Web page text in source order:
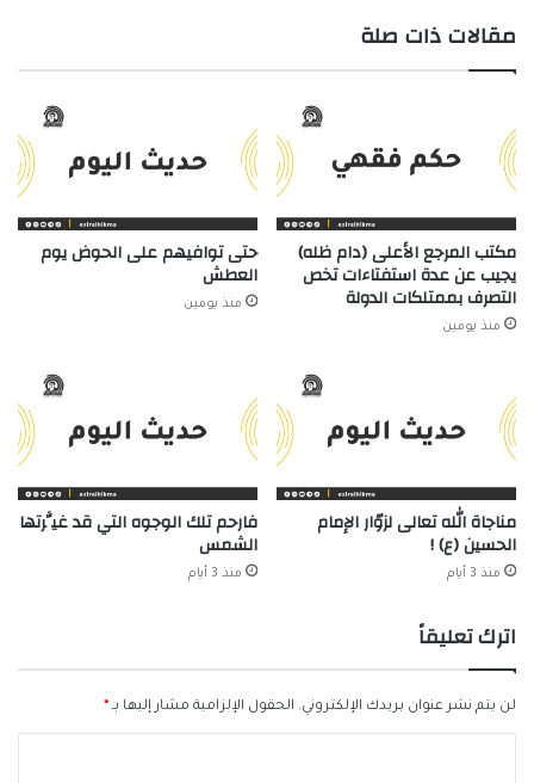
مقالات ذات صلة
مكتب المرجع الأعلى (دام ظله)
يجيب عن عدة استفتاءات تخص
التصرف بممتلكات الدولة
منذ يومين
حتى توافيهم على الحوض يوم
العطش
منذ يومين
مناجاة الله تعالى لزوّار الإمام
الحسين (ع) !
منذ 3 أيام
فارحم تلك الوجوه التي قد غيَّرتها
الشمس
منذ 3 أيام
اترك تعليقاً
لن يتم نشر عنوان بريدك الإلكتروني. الحقول الإلزامية مشار إليها بـ *